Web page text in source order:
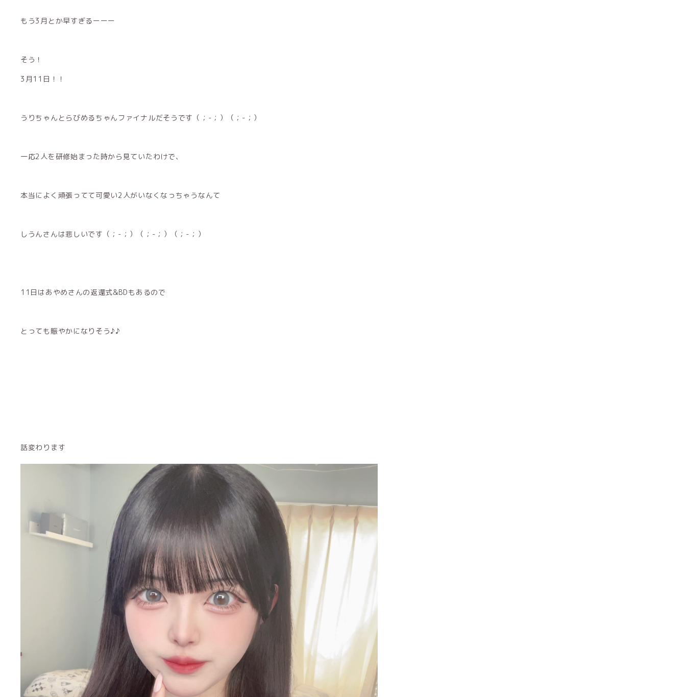
もう3月とか早すぎるーーー
そう！
3月11日！！
うりちゃんとらびめるちゃんファイナルだそうです‪（；-；）‪（；-；）
一応2人を研修始まった時から見ていたわけで、
本当によく頑張ってて可愛い2人がいなくなっちゃうなんて
しうんさんは悲しいです‪（；-；）‪（；-；）‪（；-；）
11日はあやめさんの返還式&BDもあるので
とっても賑やかになりそう♪♪
話変わります